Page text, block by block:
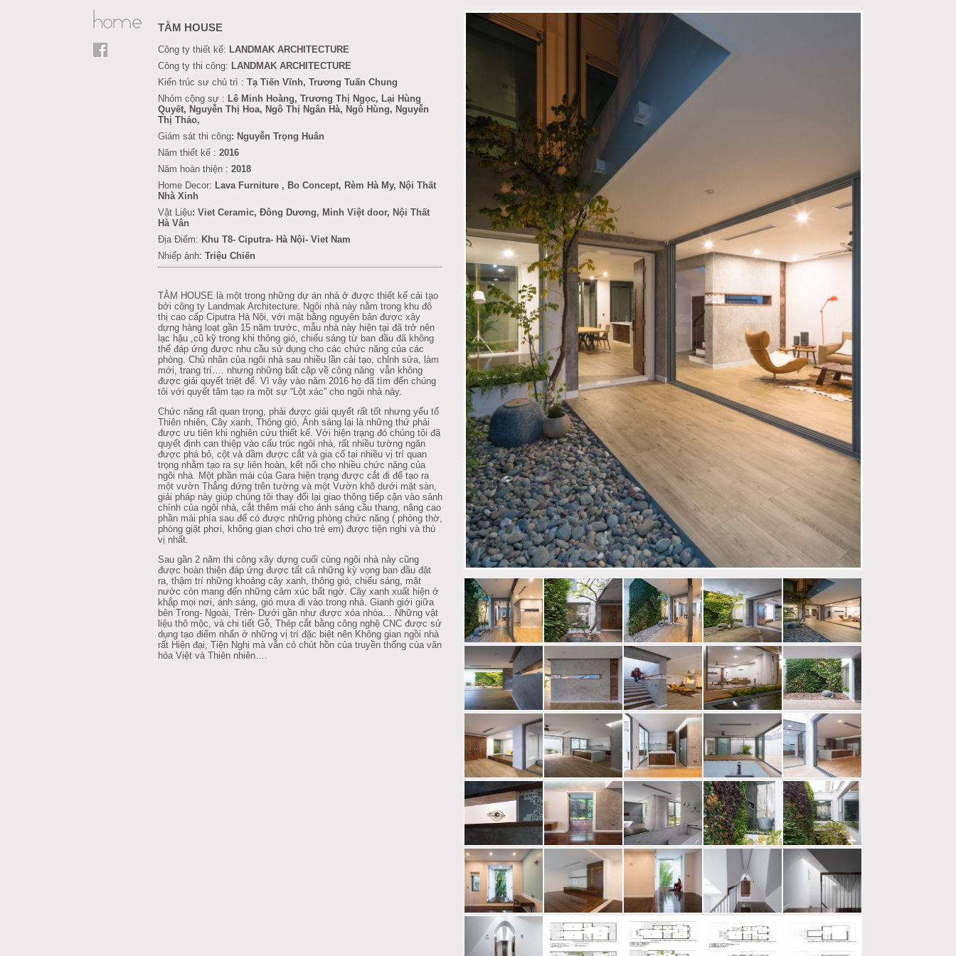
TẰM HOUSE
Công ty thiết kế: LANDMAK ARCHITECTURE
Công ty thi công: LANDMAK ARCHITECTURE
Kiến trúc sư chủ trì : Tạ Tiến Vĩnh, Trương Tuấn Chung
Nhóm cộng sự : Lê Minh Hoàng, Trương Thị Ngọc, Lại Hùng
Quyết, Nguyễn Thị Hoa, Ngô Thị Ngân Hà, Ngô Hùng, Nguyễn
Thị Thảo,
Giám sát thi công: Nguyễn Trọng Huân
Năm thiết kế : 2016
Năm hoàn thiện : 2018
Home Decor: Lava Furniture , Bo Concept, Rèm Hà My, Nội Thất
Nhà Xinh
Vật Liệu: Viet Ceramic, Đông Dương, Minh Việt door, Nội Thất
Hà Vân
Địa Điểm: Khu T8- Ciputra- Hà Nội- Viet Nam
Nhiếp ảnh: Triệu Chiến
TẰM HOUSE là một trong những dự án nhà ở được thiết kế cải tạo
bởi công ty Landmak Architecture. Ngôi nhà này nằm trong khu đô
thị cao cấp Ciputra Hà Nội, với mặt bằng nguyên bản được xây
dựng hàng loạt gần 15 năm trước, mẫu nhà này hiện tại đã trở nên
lạc hậu ,cũ kỹ trong khi thông gió, chiếu sáng từ ban đầu đã không
thể đáp ứng được nhu cầu sử dụng cho các chức năng của các
phòng. Chủ nhân của ngôi nhà sau nhiều lần cải tạo, chỉnh sửa, làm
mới, trang trí…. nhưng những bất cập về công năng vẫn không
được giải quyết triệt để. Vì vậy vào năm 2016 họ đã tìm đến chúng
tôi với quyết tâm tạo ra một sự “Lột xác” cho ngôi nhà này.
Chức năng rất quan trọng, phải được giải quyết rất tốt nhưng yếu tố
Thiên nhiên, Cây xanh, Thông gió, Ánh sáng lại là những thứ phải
được ưu tiên khi nghiên cứu thiết kế. Với hiện trạng đó chúng tôi đã
quyết định can thiệp vào cấu trúc ngôi nhà, rất nhiều tường ngăn
được phá bỏ, cột và dầm được cắt và gia cố tại nhiều vị trí quan
trọng nhằm tạo ra sự liên hoàn, kết nối cho nhiều chức năng của
ngôi nhà. Một phần mái của Gara hiện trạng được cắt đi để tạo ra
một vườn Thẳng đứng trên tường và một Vườn khô dưới mặt sàn,
giải pháp này giúp chúng tôi thay đổi lại giao thông tiếp cận vào sảnh
chính của ngôi nhà, cắt thêm mái cho ánh sáng cầu thang, nâng cao
phần mái phía sau để có được những phòng chức năng ( phòng thờ,
phòng giặt phơi, không gian chơi cho trẻ em) được tiện nghi và thú
vị nhất.
Sau gần 2 năm thi công xây dựng cuối cùng ngôi nhà này cũng
được hoàn thiện đáp ứng được tất cả những kỳ vọng ban đầu đặt
ra, thậm trí những khoảng cây xanh, thông gió, chiếu sáng, mặt
nước còn mang đến những cảm xúc bất ngờ. Cây xanh xuất hiện ở
khắp mọi nơi, ánh sáng, gió mưa đi vào trong nhà. Gianh giới giữa
bên Trong- Ngoài, Trên- Dưới gần như được xóa nhòa… Những vật
liệu thô mộc, và chi tiết Gỗ, Thép cắt bằng công nghệ CNC được sử
dụng tạo điểm nhấn ở những vị trí đặc biệt nên Không gian ngồi nhà
rất Hiện đại, Tiện Nghi mà vẫn có chút hồn của truyền thống của văn
hóa Việt và Thiên nhiên….